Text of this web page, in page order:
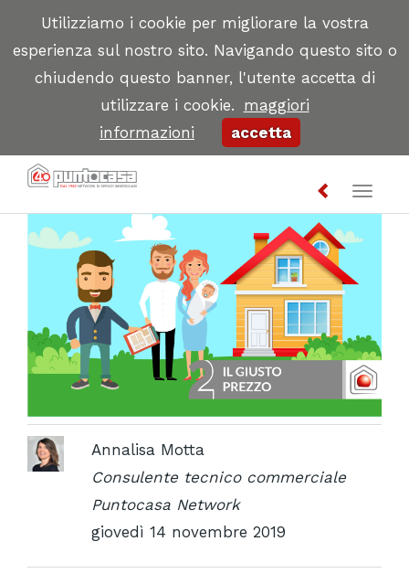
Utilizziamo i cookie per migliorare la vostra
esperienza sul nostro sito. Navigando questo sito o
chiudendo questo banner, l'utente accetta di
utilizzare i cookie. maggiori
informazioni
accetta
Toggle
Annalisa Motta
Consulente tecnico commerciale
Puntocasa Network
giovedì 14 novembre 2019